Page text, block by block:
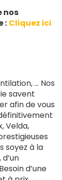
nos
: Cliquez ici
… Nos
savent
afin de vous
Velda,
soyez à la
d’une